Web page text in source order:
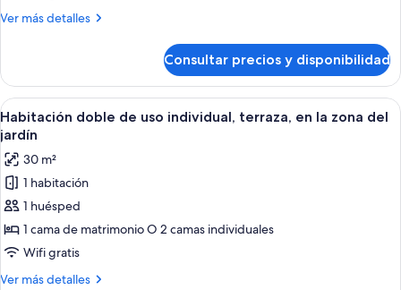
en
del
jardín
Ver más detalles
Más
doble,
terraza,
en
la
zona
del
jardín
Consultar precios y disponibilidad
Abrir
todas
las
fotos
de
Habitación
doble
de
uso
Una habitación de hotel con una
6
Habitación doble de uso individual, terraza, en la zona del
jardín
30 m²
1 habitación
1 huésped
1 cama de matrimonio O 2 camas individuales
Wifi gratis
Ver más detalles
Más